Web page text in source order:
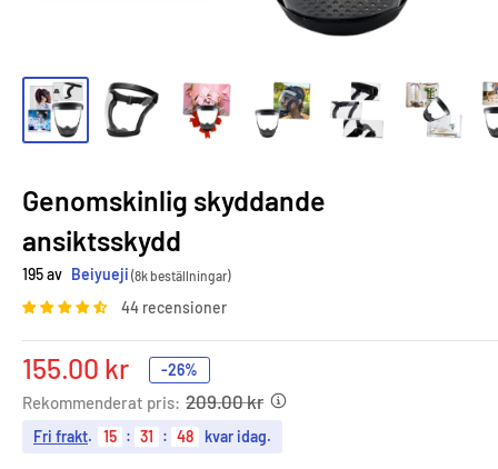
Genomskinlig skyddande
ansiktsskydd
195 av Beiyueji (8k beställningar)
44 recensioner
Sale
price
155.00 kr -26%
Rekommenderat pris: 209.00 kr
Fri frakt. 15 : 31 : 47 kvar idag.